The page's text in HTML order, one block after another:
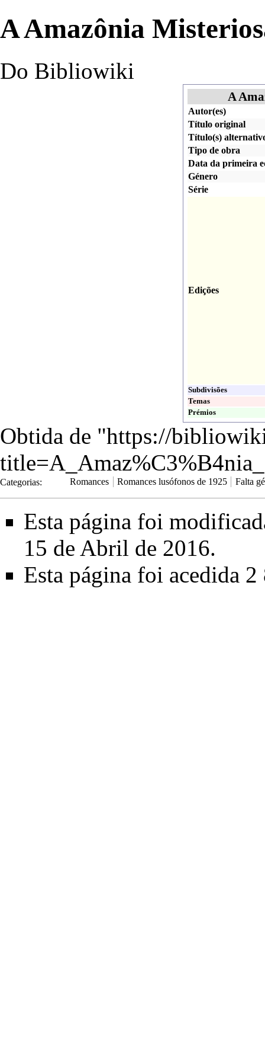
A Amazônia
Do Bibliowiki
A
Autor(es)
Título original
Título(s)
Tipo de obra
Data da primeira
Género
Série
Edições
Subdivisões
Temas
Prémios
Obtida de "https://
Categorias: Romances Romances lusófonos de 1925 Falta
Esta página foi
15 de Abril de 2016.
Esta página foi acedida 2